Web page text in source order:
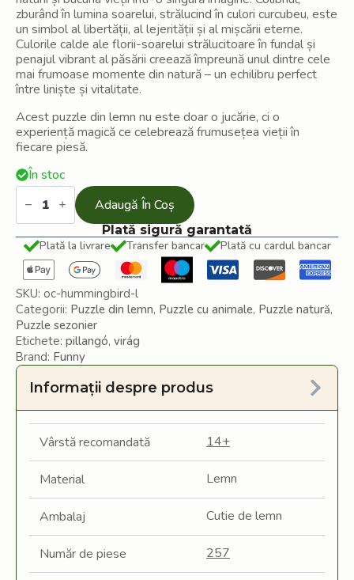
zburând în lumina soarelui, strălucind în culori curcubeu, este
un simbol al libertății, al lejerității și al mișcării eterne.
Culorile calde ale florii-soarelui strălucitoare în fundal și
penajul vibrant al păsării creează împreună unul dintre cele
mai frumoase momente din natură – un echilibru perfect
între liniște și vitalitate.
Acest puzzle din lemn nu este doar o jucărie, ci o
experiență magică ce celebrează frumusețea vieții în
fiecare piesă.
În stoc
Cantitate
Puzzle
lemn
Colibri
Adaugă În Coș
Plată sigură garantată
Plată la livrare
Transfer bancar Plată cu cardul bancar
SKU: oc-hummingbird-l
Categorii: Puzzle din lemn, Puzzle cu animale, Puzzle natură,
Puzzle sezonier
Etichete: pillangó, virág
Brand: Funny
Informații despre produs
Vârstă recomandată 14+
Material Lemn
Ambalaj Cutie de lemn
Număr de piese 257